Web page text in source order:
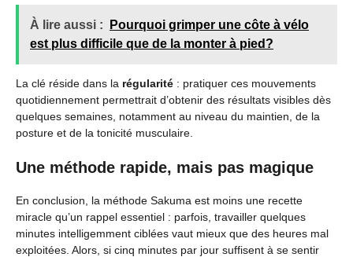
À lire aussi :
Pourquoi grimper une côte à vélo
est plus difficile que de la monter à pied?
La clé réside dans la régularité : pratiquer ces mouvements
quotidiennement permettrait d’obtenir des résultats visibles dès
quelques semaines, notamment au niveau du maintien, de la
posture et de la tonicité musculaire.
Une méthode rapide, mais pas magique
En conclusion, la méthode Sakuma est moins une recette
miracle qu’un rappel essentiel : parfois, travailler quelques
minutes intelligemment ciblées vaut mieux que des heures mal
exploitées. Alors, si cinq minutes par jour suffisent à se sentir